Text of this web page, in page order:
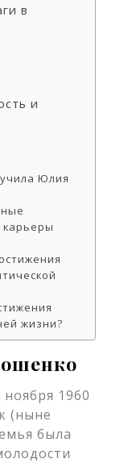
в
и
Юлия
карьеры
жизни?
1960
(ныне
была